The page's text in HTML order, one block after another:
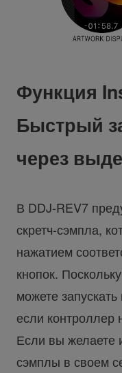
Функция
Быстрый
через
В DDJ-REV7
скретч-сэмпла,
нажатием
кнопок.
можете
если контроллер
Если вы желаете
сэмплы в своем